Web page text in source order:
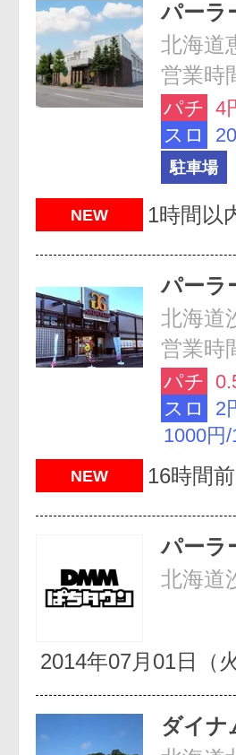
パーラ
北海道
営業時
パチ 4
スロ
駐車場
NEW 1時間以
パーラ
北海道
営業時
パチ
スロ
2
1000円
NEW 16時間前
パーラ
北海道
2014年07月01日（火
ダイ